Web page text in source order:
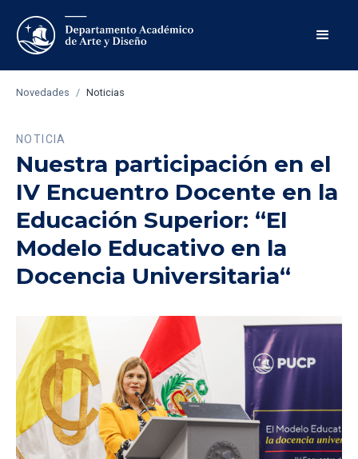
Novedades / Noticias
NOTICIA
Nuestra participación en el
IV Encuentro Docente en la
Educación Superior: “El
Modelo Educativo en la
Docencia Universitaria“